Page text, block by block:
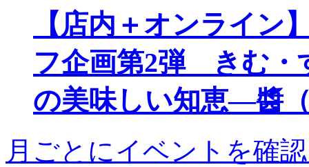
【店内＋オンライン
フ企画第2弾 きむ・
の美味しい知恵―醬
月ごとにイベントを確